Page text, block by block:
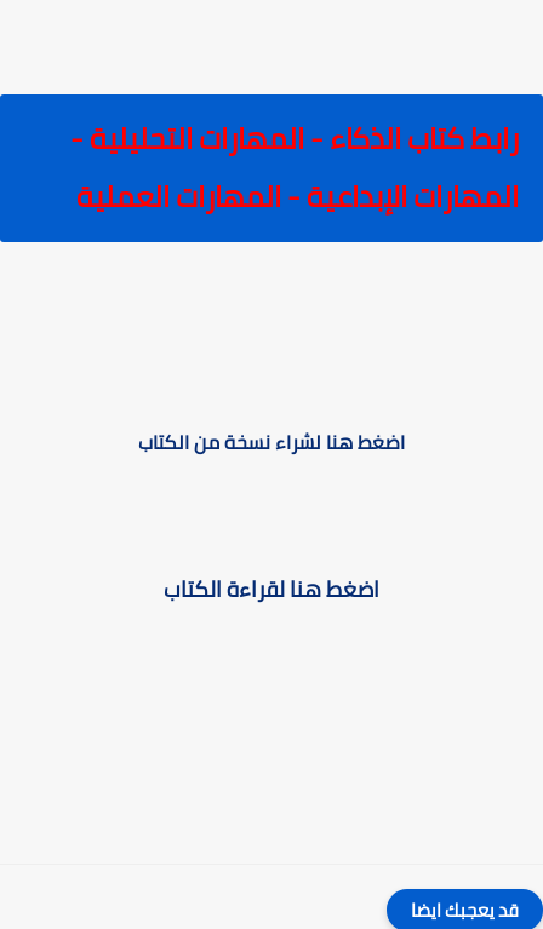
رابط كتاب الذكاء - المهارات التحليلية -
المهارات الإبداعية - المهارات العملية
اضغط هنا لشراء نسخة من الكتاب
اضغط هنا لقراءة الكتاب
قد يعجبك ايضا